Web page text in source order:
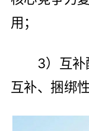
用；
3）互补
互补、捆绑